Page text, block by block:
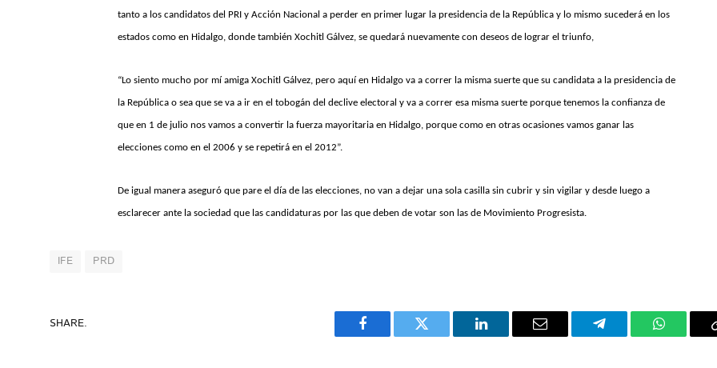
tanto a los candidatos del PRI y Acción Nacional a perder en primer lugar la presidencia de la República y lo mismo sucederá en los
estados como en Hidalgo, donde también Xochitl Gálvez, se quedará nuevamente con deseos de lograr el triunfo,
“Lo siento mucho por mí amiga Xochitl Gálvez, pero aquí en Hidalgo va a correr la misma suerte que su candidata a la presidencia de
la República o sea que se va a ir en el tobogán del declive electoral y va a correr esa misma suerte porque tenemos la confianza de
que en 1 de julio nos vamos a convertir la fuerza mayoritaria en Hidalgo, porque como en otras ocasiones vamos ganar las
elecciones como en el 2006 y se repetirá en el 2012”.
De igual manera aseguró que pare el día de las elecciones, no van a dejar una sola casilla sin cubrir y sin vigilar y desde luego a
esclarecer ante la sociedad que las candidaturas por las que deben de votar son las de Movimiento Progresista.
IFE PRD
SHARE.
Facebook Twitter LinkedIn Email Telegram